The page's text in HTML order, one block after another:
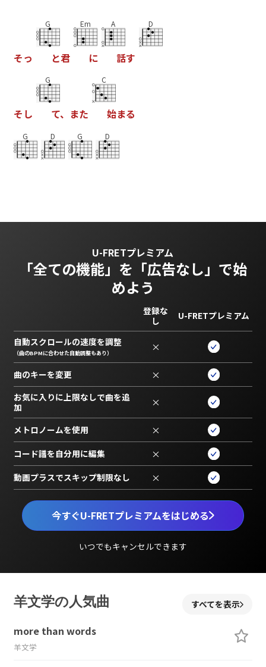
そっ
G
と君
Em
に
A
話す
D
そ し
G
て、 また
C
始まる
G D G D
U-FRETプレミアム
「全ての機能」を 「広告なし」で始
めよう
今すぐU-FRETプレミアムをはじめる
いつでもキャンセルできます
登録な
し
U-FRETプレミアム
自動スクロールの速度を調整
（曲のBPMに合わせた自動調整もあり） ×
曲のキーを変更 ×
お気に入りに上限なしで曲を追
加
×
メトロノームを使用 ×
コード譜を自分用に編集 ×
動画プラスでスキップ制限なし ×
羊文学の人気曲 すべてを表示
more than words
羊文学